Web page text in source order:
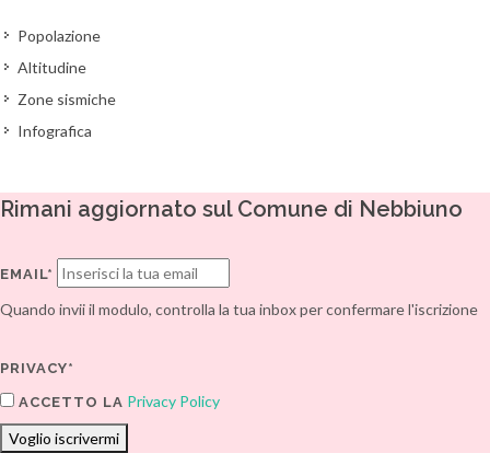
Popolazione
Altitudine
Zone sismiche
Infografica
Rimani aggiornato sul Comune di Nebbiuno
EMAIL*
Quando invii il modulo, controlla la tua inbox per confermare l'iscrizione
PRIVACY*
ACCETTO LA Privacy Policy
Voglio iscrivermi